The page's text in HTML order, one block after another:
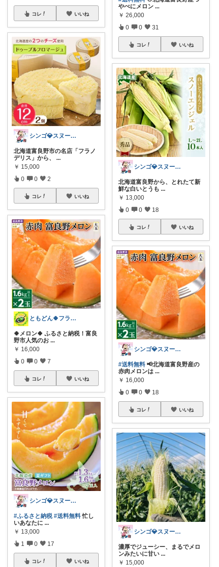
コレ いいね
シンゴ💎スヌーピーで埋め尽くすワン🐶
北海道富良野市の名店「フラノ
デリス」から、
...
￥ 15,000
0 0 2
コレ いいね
ともどん🍀フライパン料理ある暮らし🍳
🍀メロン🍀 ふるさと納税！富良
野市人気のお ...
￥ 16,000
0 0 7
コレ いいね
シンゴ💎スヌーピーで埋め尽くすワン🐶
#ふるさと納税 #送料無料忙し
いあなたに ...
￥ 13,000
1 0 17
コレ いいね
やべにメロン ...
￥ 26,000
0 0 31
コレ いいね
シンゴ💎スヌーピーで埋め尽くすワン🐶
北海道富良野から、とれたて新
鮮な白いとうも ...
￥ 13,000
0 0 18
コレ いいね
シンゴ💎スヌーピーで埋め尽くすワン🐶
#送料無料 📢北海道富良野産の
赤肉メロンは ...
￥ 16,000
0 0 18
コレ いいね
シンゴ💎スヌーピーで埋め尽くすワン🐶
濃厚でジューシー、まるでメロ
ンみたいに甘い ...
￥ 15,000